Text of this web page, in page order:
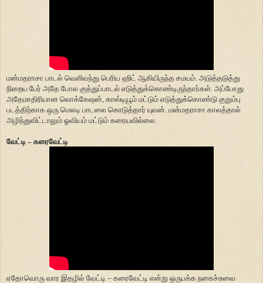
மன்மதராசா பாடல் வெளிவந்து பெரிய ஹிட் ஆகியிருந்த சமயம். அடுத்தடுத்து
நிறைய பேர் அதே போல குத்துப்பாடல் எடுத்துக்கொண்டிருந்தார்கள். அப்போது
அதேமாதிரியான லொக்கேஷன், காஸ்டியூம் மட்டும் எடுத்துக்கொண்டு குறும்பு
படத்திற்காக ஒரு மெலடி பாடலை கொடுத்தார் யுவன். மன்மதராசா காலத்தால்
அழிந்துவிட்டாலும் ஓவியம் மட்டும் கரையவில்லை.
வேட்டி – கரைவேட்டி
ஏதோவொரு வார இதழில் வேட்டி – கரைவேட்டி என்று ஒருபக்க நகைச்சுவை